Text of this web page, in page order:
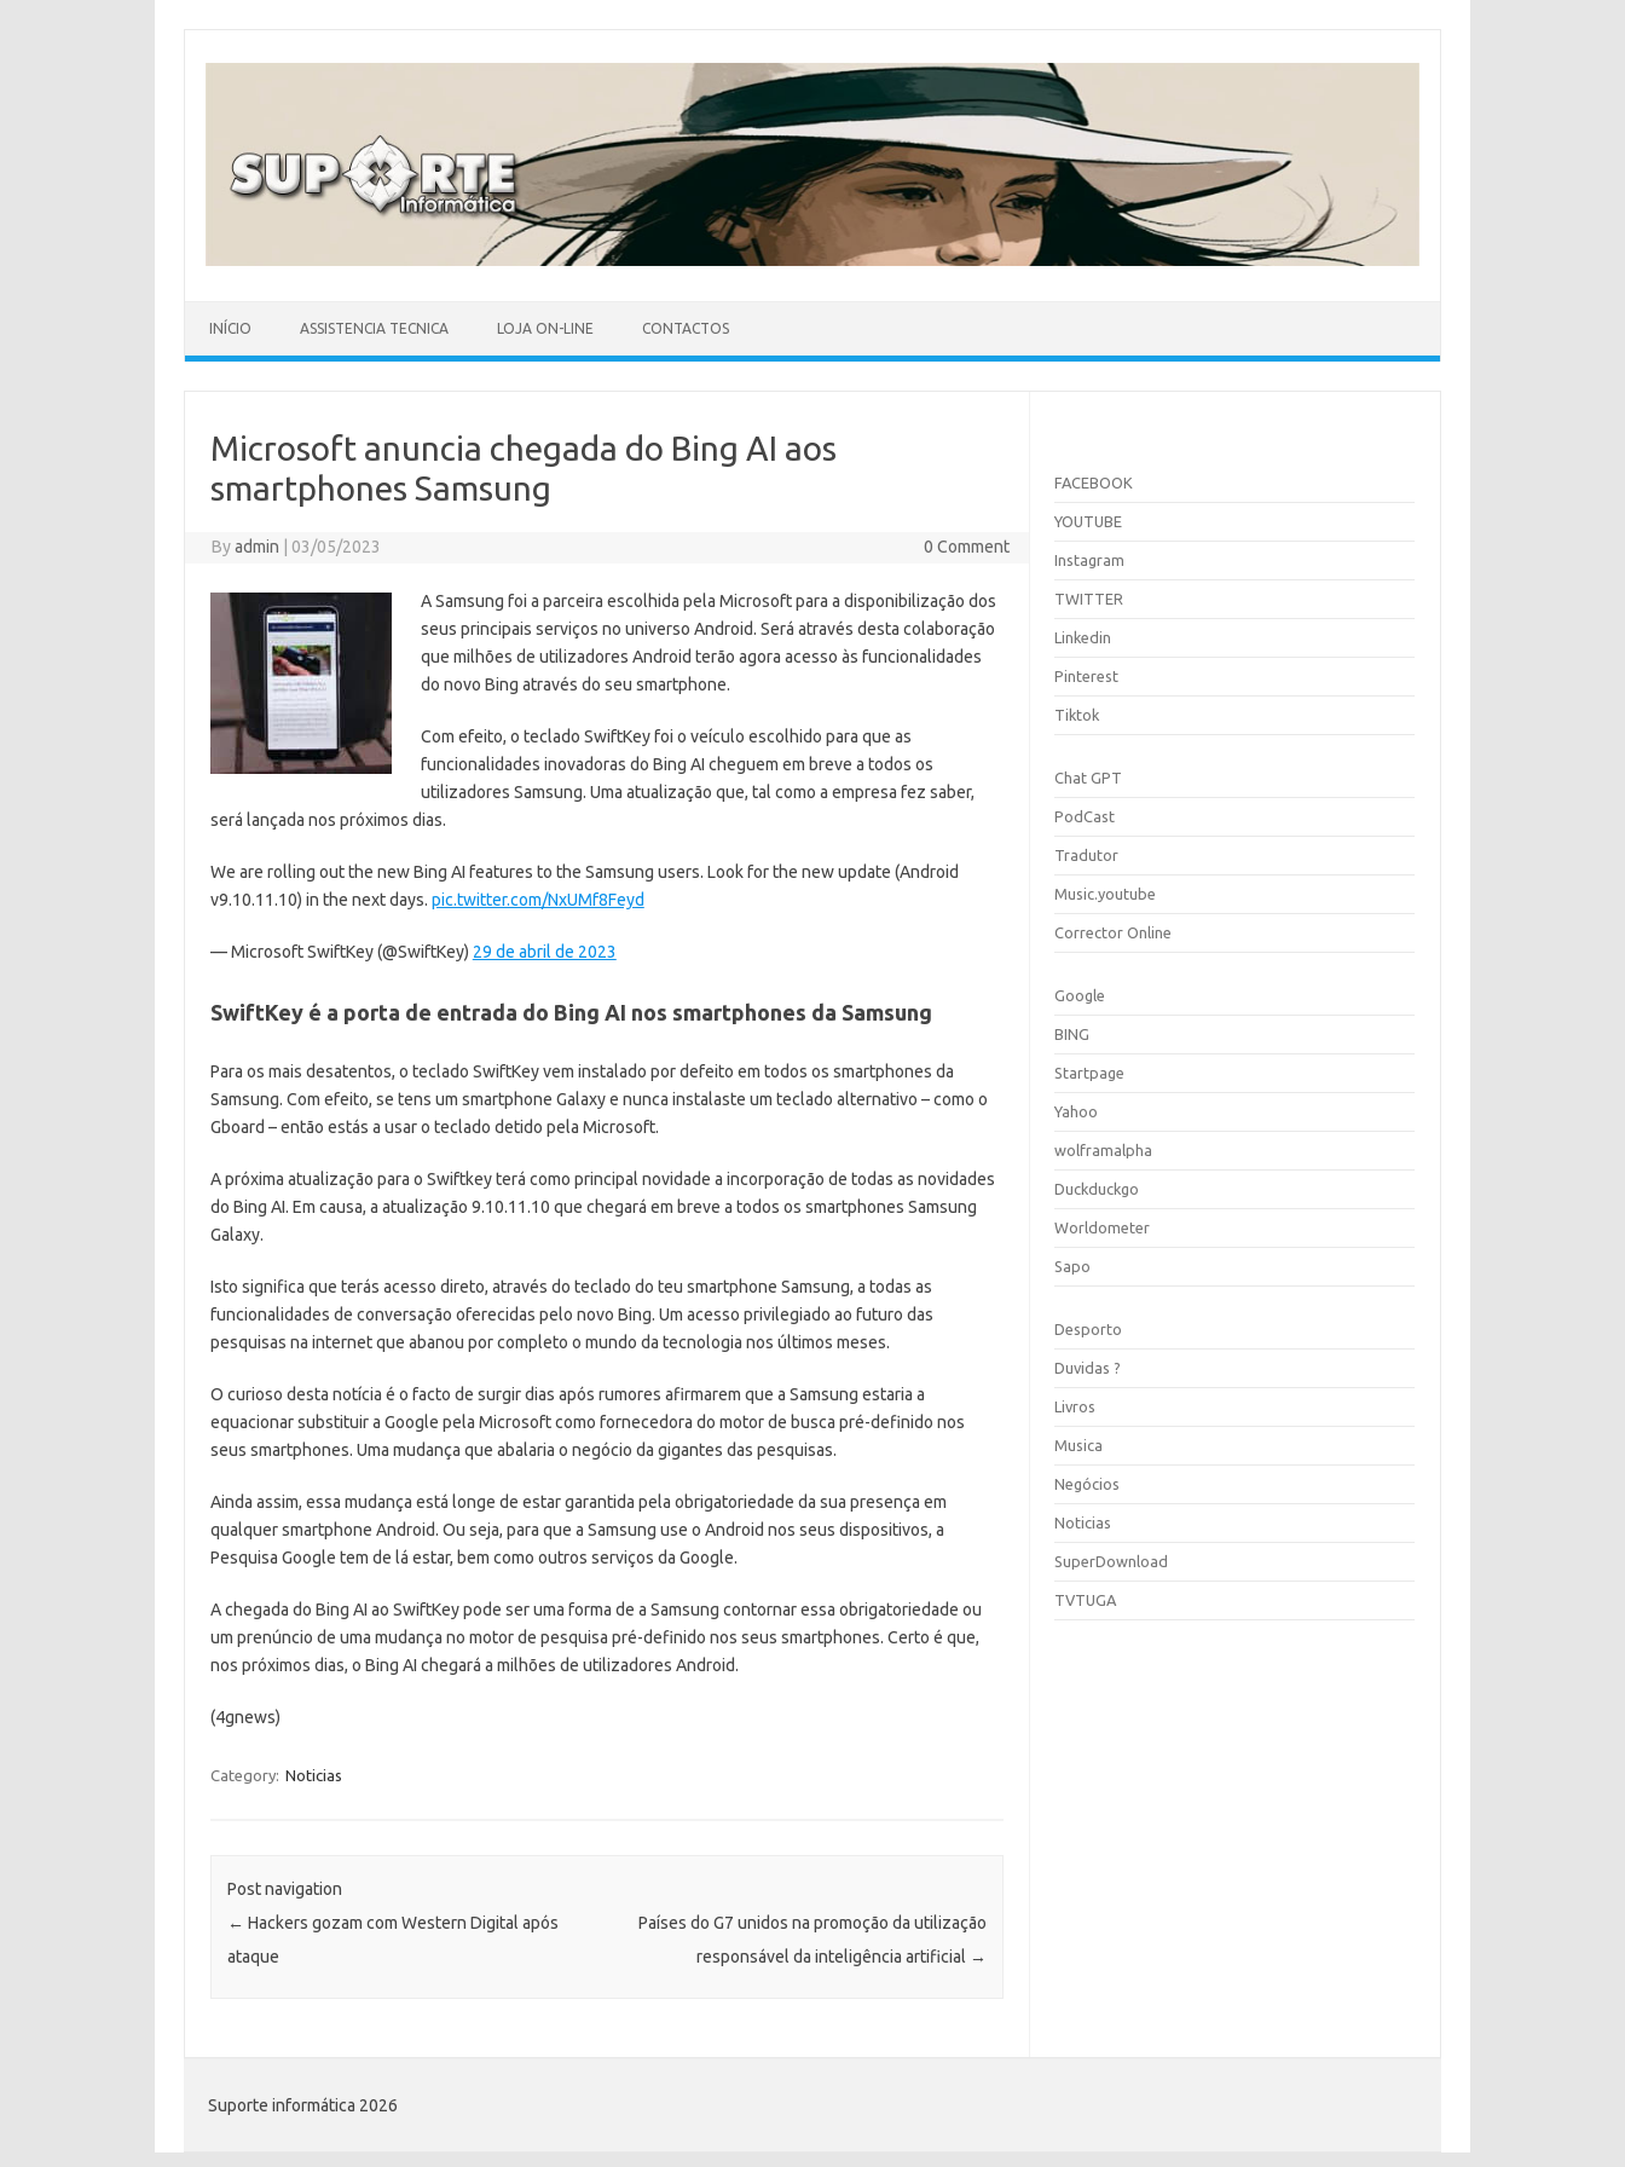
INÍCIO ASSISTENCIA TECNICA LOJA ON-LINE CONTACTOS
Microsoft anuncia chegada do Bing AI aos
smartphones Samsung
Byadmin 03/05/2023 0 Comment
A Samsung foi a parceira escolhida pela Microsoft para a disponibilização dos
seus principais serviços no universo Android. Será através desta colaboração
que milhões de utilizadores Android terão agora acesso às funcionalidades
do novo Bing através do seu smartphone.
Com efeito, o teclado SwiftKey foi o veículo escolhido para que as
funcionalidades inovadoras do Bing AI cheguem em breve a todos os
utilizadores Samsung. Uma atualização que, tal como a empresa fez saber,
será lançada nos próximos dias.
We are rolling out the new Bing AI features to the Samsung users. Look for the new update (Android
v9.10.11.10) in the next days. pic.twitter.com/NxUMf8Feyd
— Microsoft SwiftKey (@SwiftKey) 29 de abril de 2023
SwiftKey é a porta de entrada do Bing AI nos smartphones da Samsung
Para os mais desatentos, o teclado SwiftKey vem instalado por defeito em todos os smartphones da
Samsung. Com efeito, se tens um smartphone Galaxy e nunca instalaste um teclado alternativo – como o
Gboard – então estás a usar o teclado detido pela Microsoft.
A próxima atualização para o Swiftkey terá como principal novidade a incorporação de todas as novidades
do Bing AI. Em causa, a atualização 9.10.11.10 que chegará em breve a todos os smartphones Samsung
Galaxy.
Isto significa que terás acesso direto, através do teclado do teu smartphone Samsung, a todas as
funcionalidades de conversação oferecidas pelo novo Bing. Um acesso privilegiado ao futuro das
pesquisas na internet que abanou por completo o mundo da tecnologia nos últimos meses.
O curioso desta notícia é o facto de surgir dias após rumores afirmarem que a Samsung estaria a
equacionar substituir a Google pela Microsoft como fornecedora do motor de busca pré-definido nos
seus smartphones. Uma mudança que abalaria o negócio da gigantes das pesquisas.
Ainda assim, essa mudança está longe de estar garantida pela obrigatoriedade da sua presença em
qualquer smartphone Android. Ou seja, para que a Samsung use o Android nos seus dispositivos, a
Pesquisa Google tem de lá estar, bem como outros serviços da Google.
A chegada do Bing AI ao SwiftKey pode ser uma forma de a Samsung contornar essa obrigatoriedade ou
um prenúncio de uma mudança no motor de pesquisa pré-definido nos seus smartphones. Certo é que,
nos próximos dias, o Bing AI chegará a milhões de utilizadores Android.
(4gnews)
Category: Noticias
Post navigation
← Hackers gozam com Western Digital após
ataque
Países do G7 unidos na promoção da utilização
responsável da inteligência artificial →
FACEBOOK
YOUTUBE
Instagram
TWITTER
Linkedin
Pinterest
Tiktok
Chat GPT
PodCast
Tradutor
Music.youtube
Corrector Online
Google
BING
Startpage
Yahoo
wolframalpha
Duckduckgo
Worldometer
Sapo
Desporto
Duvidas ?
Livros
Musica
Negócios
Noticias
SuperDownload
TVTUGA
Suporte informática 2026